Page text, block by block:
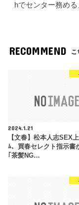
hでセンター務め
RECOMMEND こ
2024.1.21
【文春】松本人志SEX
ﾑ、買春セレクト指示書
｢茶髪NG…